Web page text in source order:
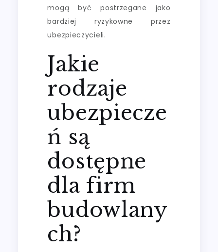
mogą być postrzegane jako
bardziej ryzykowne przez
ubezpieczycieli.
Jakie
rodzaje
ubezpiecze
ń są
dostępne
dla firm
budowlany
ch?